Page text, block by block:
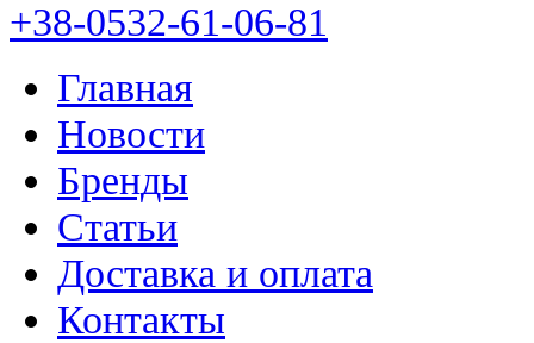
+38-0532-61-06-81
Главная
Новости
Бренды
Статьи
Доставка и оплата
Контакты